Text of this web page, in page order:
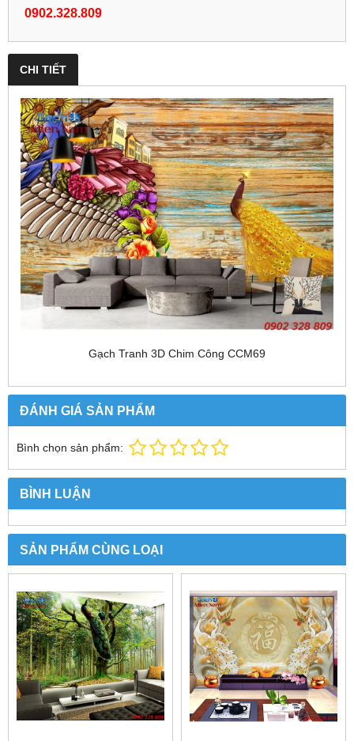
0902.328.809
CHI TIẾT
Gạch Tranh 3D Chim Công CCM69
ĐÁNH GIÁ SẢN PHẨM
Bình chọn sản phẩm:
BÌNH LUẬN
SẢN PHẨM CÙNG LOẠI